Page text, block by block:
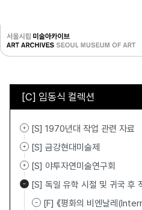
[C] 임동식 컬렉션
[S] 1970년대 작업 관련 자료
[S] 금강현대미술제
[S] 야투자연미술연구회
[S] 독일 유학 시절 및 귀국 후
[F] 《평화의 비엔날레